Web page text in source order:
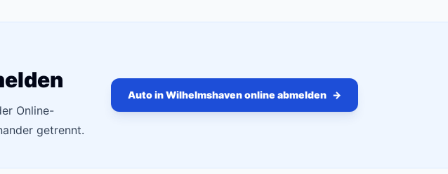
Online-
getrennt.
Auto in Wilhelmshaven online abmelden →